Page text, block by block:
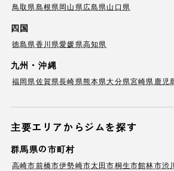
鳥取県島根県岡山県広島県山口県
四国
徳島県香川県愛媛県高知県
九州・沖縄
福岡県佐賀県長崎県熊本県大分県宮崎県 鹿児
主要エリアからジムを探す
群馬県の市町村
高崎市前橋市伊勢崎市太田市桐生市館林市渋